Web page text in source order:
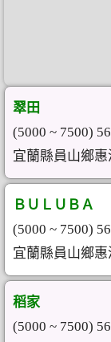
翠田
(5000 ~ 7500)
宜蘭縣員山鄉
ＢＵＬＵＢＡ
(5000 ~ 7500)
宜蘭縣員山鄉
稻家
(5000 ~ 7500)